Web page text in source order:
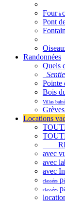
Fourà
Pont
Randonnées
Quels
Pointe
Bois
Villas
Locations
avec
avec
avec
classées
classées